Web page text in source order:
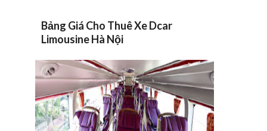
Bảng Giá Cho Thuê Xe Dcar
Limousine Hà Nội